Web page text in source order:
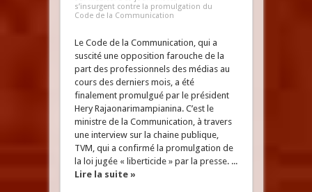
s’insurgent contre la promulgation du
Code de la Communication
Le Code de la Communication, qui a
suscité une opposition farouche de la
part des professionnels des médias au
cours des derniers mois, a été
finalement promulgué par le président
Hery Rajaonarimampianina. C’est le
ministre de la Communication, à travers
une interview sur la chaine publique,
TVM, qui a confirmé la promulgation de
la loi jugée « liberticide » par la presse. ...
Lire la suite »